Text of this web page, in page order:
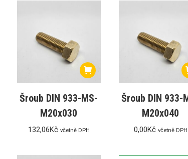
Šroub DIN 933-MS-
M20x030
132,06Kč včetně DPH
Šroub DIN 933-
M20x040
0,00Kč včetně DPH